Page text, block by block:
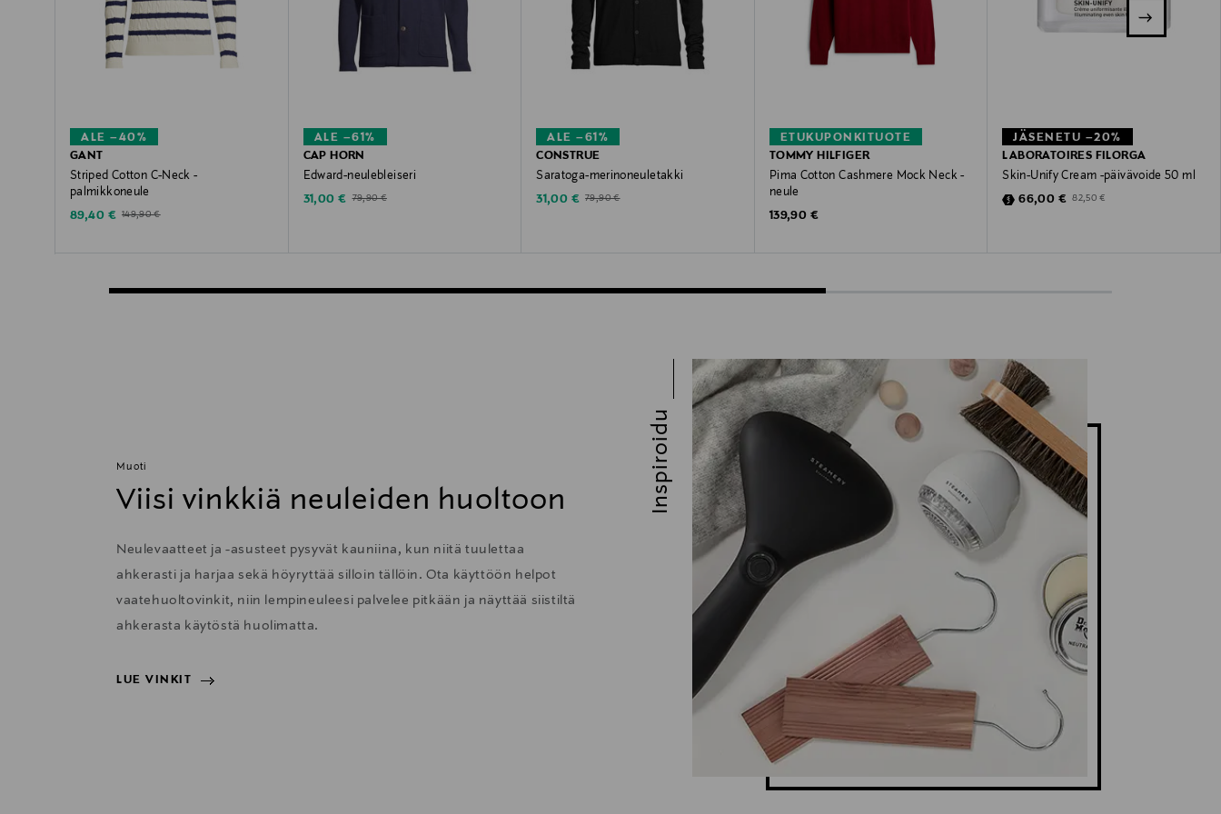
ALE –40%
GANT
Striped Cotton C-Neck -
palmikkoneule
Discounted Price
89,40 € Original Price
149,90 €
ALE –61%
CAP HORN
Edward-neulebleiseri
Discounted Price
31,00 € Original Price
79,90 €
ALE –61%
CONSTRUE
Saratoga-merinoneuletakki
Discounted Price
31,00 € Original Price
79,90 €
ETUKUPONKITUOTE
TOMMY HILFIGER
Pima Cotton Cashmere Mock Neck -
neule
Original Price
139,90 €
JÄSENETU –20%
LABORATOIRES FILORGA
Skin-Unify Cream -päivävoide 50 ml
Discounted Price
66,00 € Original Price
82,50 €
Muoti
Viisi vinkkiä neuleiden huoltoon
Neulevaatteet ja -asusteet pysyvät kauniina, kun niitä tuulettaa
ahkerasti ja harjaa sekä höyryttää silloin tällöin. Ota käyttöön helpot
vaatehuoltovinkit, niin lempineuleesi palvelee pitkään ja näyttää siistiltä
ahkerasta käytöstä huolimatta.
LUE VINKIT
Inspiroidu